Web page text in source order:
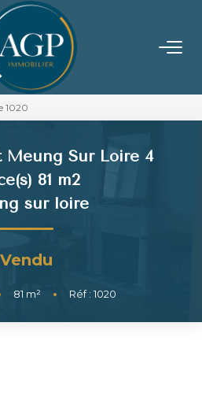
Votre Bien
Vendus
GERER
1020
Meung Sur Loire 4
81 m2
sur loire
Vendu
81 m² • Réf : 1020